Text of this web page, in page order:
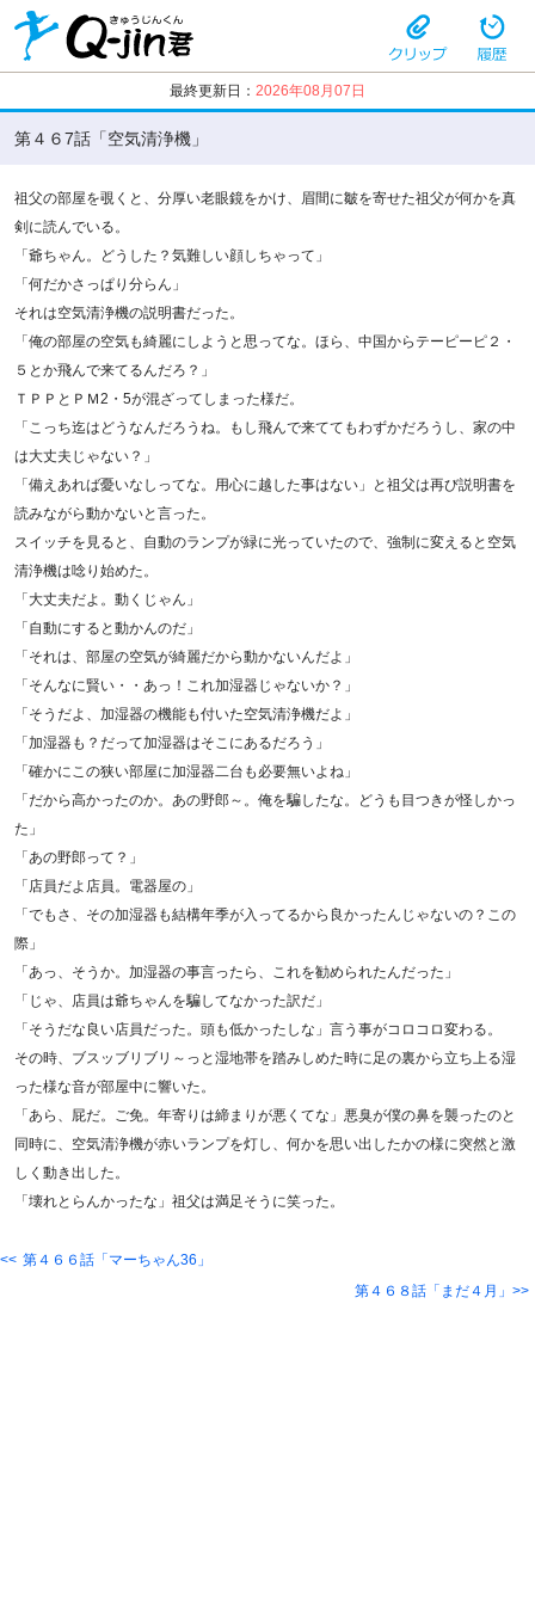
最終更新日： 2026年08月07日
第４６7話「空気清浄機」
祖父の部屋を覗くと、分厚い老眼鏡をかけ、眉間に皺を寄せた祖父が何かを真
剣に読んでいる。
「爺ちゃん。どうした？気難しい顔しちゃって」
「何だかさっぱり分らん」
それは空気清浄機の説明書だった。
「俺の部屋の空気も綺麗にしようと思ってな。ほら、中国からテーピーピ２・
５とか飛んで来てるんだろ？」
ＴＰＰとＰＭ2・5が混ざってしまった様だ。
「こっち迄はどうなんだろうね。もし飛んで来ててもわずかだろうし、家の中
は大丈夫じゃない？」
「備えあれば憂いなしってな。用心に越した事はない」と祖父は再び説明書を
読みながら動かないと言った。
スイッチを見ると、自動のランプが緑に光っていたので、強制に変えると空気
清浄機は唸り始めた。
「大丈夫だよ。動くじゃん」
「自動にすると動かんのだ」
「それは、部屋の空気が綺麗だから動かないんだよ」
「そんなに賢い・・あっ！これ加湿器じゃないか？」
「そうだよ、加湿器の機能も付いた空気清浄機だよ」
「加湿器も？だって加湿器はそこにあるだろう」
「確かにこの狭い部屋に加湿器二台も必要無いよね」
「だから高かったのか。あの野郎～。俺を騙したな。どうも目つきが怪しかっ
た」
「あの野郎って？」
「店員だよ店員。電器屋の」
「でもさ、その加湿器も結構年季が入ってるから良かったんじゃないの？この
際」
「あっ、そうか。加湿器の事言ったら、これを勧められたんだった」
「じゃ、店員は爺ちゃんを騙してなかった訳だ」
「そうだな良い店員だった。頭も低かったしな」言う事がコロコロ変わる。
その時、ブスッブリブリ～っと湿地帯を踏みしめた時に足の裏から立ち上る湿
った様な音が部屋中に響いた。
「あら、屁だ。ご免。年寄りは締まりが悪くてな」悪臭が僕の鼻を襲ったのと
同時に、空気清浄機が赤いランプを灯し、何かを思い出したかの様に突然と激
しく動き出した。
「壊れとらんかったな」祖父は満足そうに笑った。
第４６６話「マーちゃん36」
第４６８話「まだ４月」